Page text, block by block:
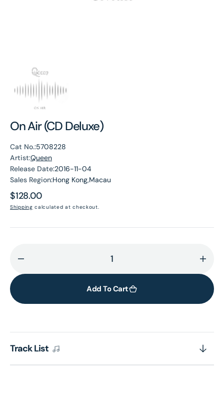
On Air (CD Deluxe)
Cat No.:5708228
Artist:Queen
Release Date:2016-11-04
Sales Region:Hong Kong,Macau
Regular
price
$128.00
Shipping calculated at checkout.
quantity
On
Deluxe)
for
On
Add To Cart
Track List